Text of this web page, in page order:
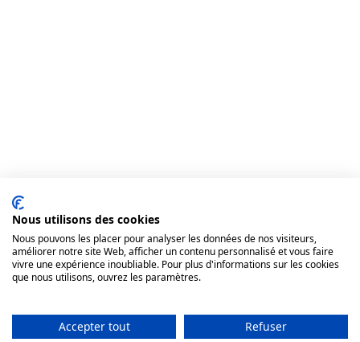
Nous utilisons des cookies
Nous pouvons les placer pour analyser les données de nos visiteurs,
améliorer notre site Web, afficher un contenu personnalisé et vous faire
vivre une expérience inoubliable. Pour plus d'informations sur les cookies
que nous utilisons, ouvrez les paramètres.
Accepter tout Refuser